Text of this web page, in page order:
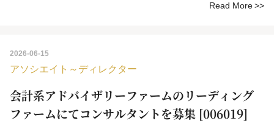
Read More
2026-06-15
アソシエイト～ディレクター
会計系アドバイザリーファームのリーディング
ファームにてコンサルタントを募集 [006019]